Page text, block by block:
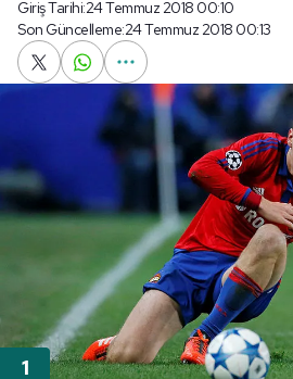
Giriş Tarihi:24 Temmuz 2018 00:10
Son Güncelleme:24 Temmuz 2018 00:13